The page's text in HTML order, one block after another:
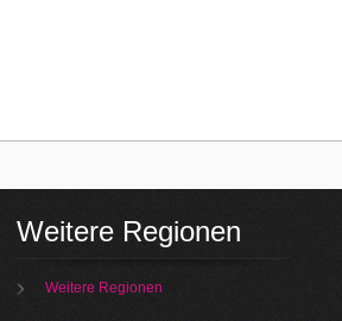
Weitere Regionen
Weitere Regionen